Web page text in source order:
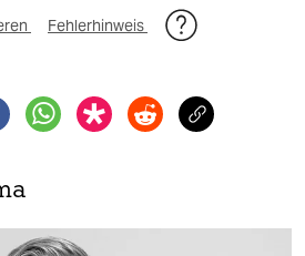
Fehlerhinweis